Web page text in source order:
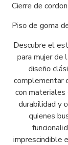
Cierre de
Piso de goma
Descubre el
para mujer de
diseño
complementar
con
durabilidad y
quienes
imprescindible